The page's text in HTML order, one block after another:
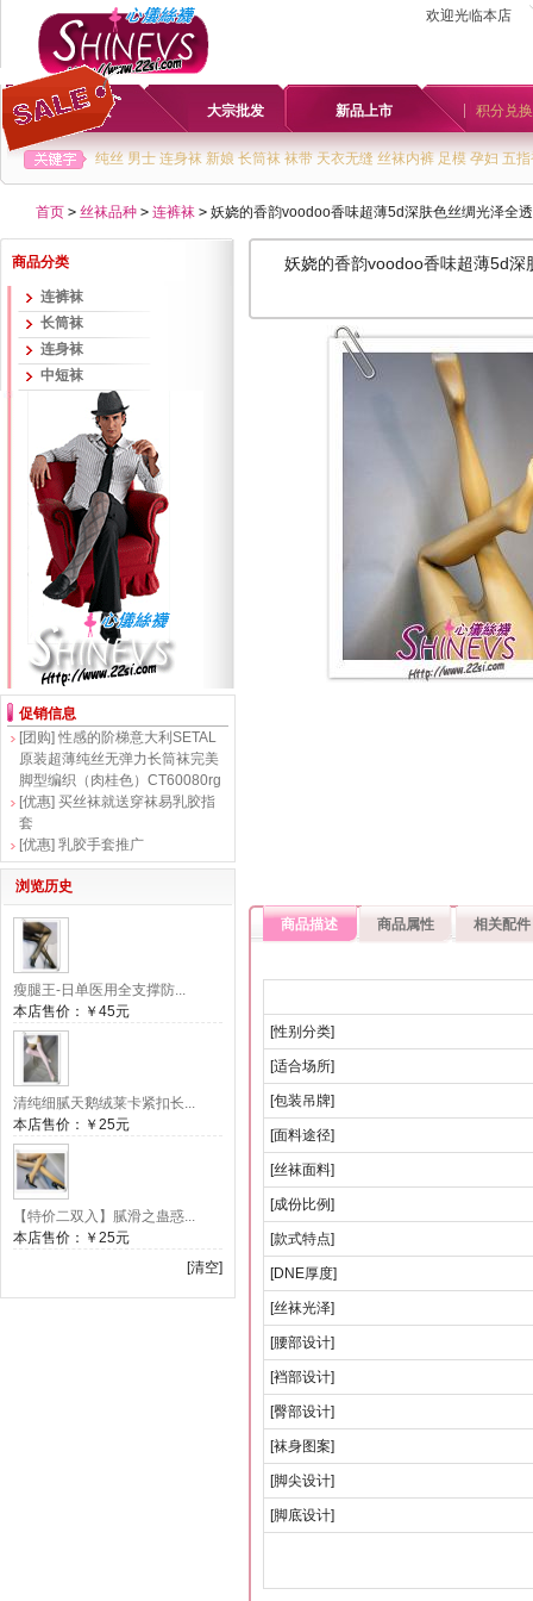
欢迎光临本店
首页 大宗批发 新品上市 积分兑换
纯丝 男士 连身袜 新娘 长筒袜 袜带 天衣无缝 丝袜内裤 足模 孕妇 五
首页 > 丝袜品种 > 连裤袜 > 妖娆的香韵voodoo香味超薄5d深肤色丝绸光泽全
商品分类
连裤袜
长筒袜
连身袜
中短袜
促销信息
[团购] 性感的阶梯意大利SETAL
原装超薄纯丝无弹力长筒袜完美
脚型编织（肉桂色）CT60080rg
[优惠] 买丝袜就送穿袜易乳胶指
套
[优惠] 乳胶手套推广
浏览历史
瘦腿王-日单医用全支撑防...
本店售价： ￥45元
清纯细腻天鹅绒莱卡紧扣长...
本店售价： ￥25元
【特价二双入】腻滑之蛊惑...
本店售价： ￥25元
[清空]
妖娆的香韵voodoo香味超薄5d
商品描述 商品属性 相关配件
[性别分类]
[适合场所]
[包装吊牌]
[面料途径]
[丝袜面料]
[成份比例]
[款式特点]
[DNE厚度]
[丝袜光泽]
[腰部设计]
[裆部设计]
[臀部设计]
[袜身图案]
[脚尖设计]
[脚底设计]